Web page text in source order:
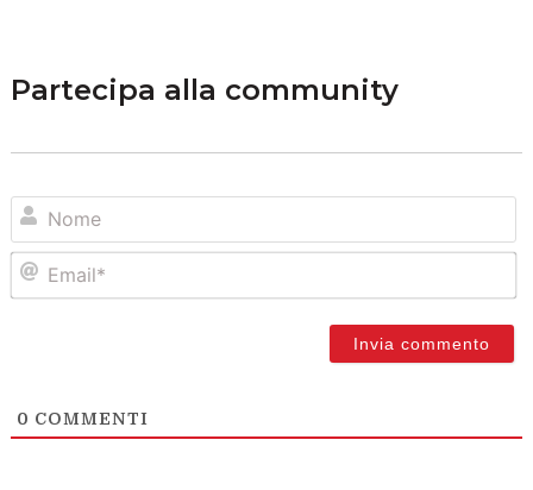
Partecipa alla community
0 COMMENTI